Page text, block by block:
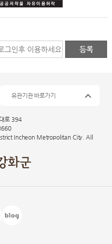
로 394
Incheon Metropolitan City. All
유관기관 바로가기